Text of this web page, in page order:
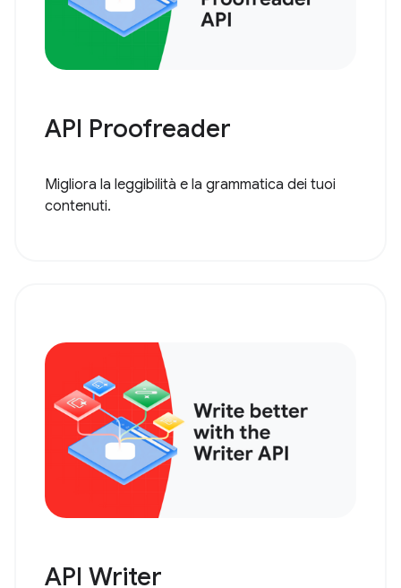
API Proofreader
Migliora la leggibilità e la grammatica dei tuoi
contenuti.
API Writer